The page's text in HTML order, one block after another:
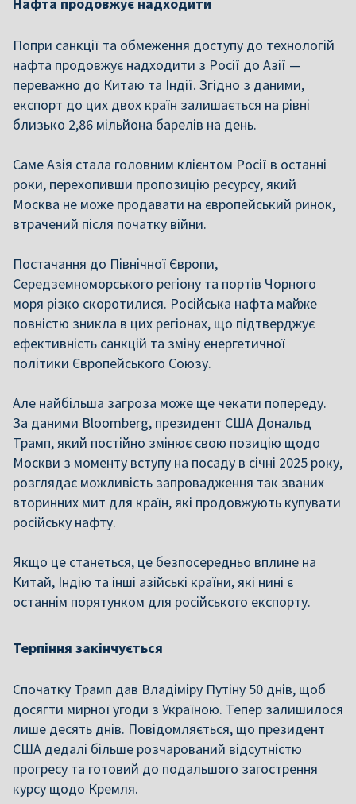
Попри санкції та обмеження доступу до технологій
нафта продовжує надходити з Росії до Азії —
переважно до Китаю та Індії. Згідно з даними,
експорт до цих двох країн залишається на рівні
близько 2,86 мільйона барелів на день.
Саме Азія стала головним клієнтом Росії в останні
роки, перехопивши пропозицію ресурсу, який
Москва не може продавати на європейський ринок,
втрачений після початку війни.
Постачання до Північної Європи,
Середземноморського регіону та портів Чорного
моря різко скоротилися. Російська нафта майже
повністю зникла в цих регіонах, що підтверджує
ефективність санкцій та зміну енергетичної
політики Європейського Союзу.
Але найбільша загроза може ще чекати попереду.
За даними Bloomberg, президент США Дональд
Трамп, який постійно змінює свою позицію щодо
Москви з моменту вступу на посаду в січні 2025 року,
розглядає можливість запровадження так званих
вторинних мит для країн, які продовжують купувати
російську нафту.
Якщо це станеться, це безпосередньо вплине на
Китай, Індію та інші азійські країни, які нині є
останнім порятунком для російського експорту.
Терпіння закінчується
Спочатку Трамп дав Владіміру Путіну 50 днів, щоб
досягти мирної угоди з Україною. Тепер залишилося
лише десять днів. Повідомляється, що президент
США дедалі більше розчарований відсутністю
прогресу та готовий до подальшого загострення
курсу щодо Кремля.